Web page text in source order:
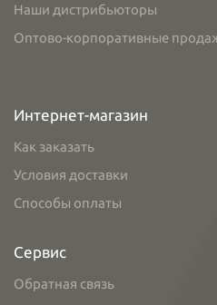
Наши дистрибьюторы
Оптово-корпоративные
Интернет-магазин
Как заказать
Условия доставки
Способы оплаты
Сервис
Обратная связь